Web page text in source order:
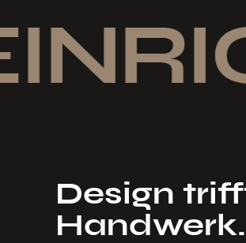
Design
Handwerk.